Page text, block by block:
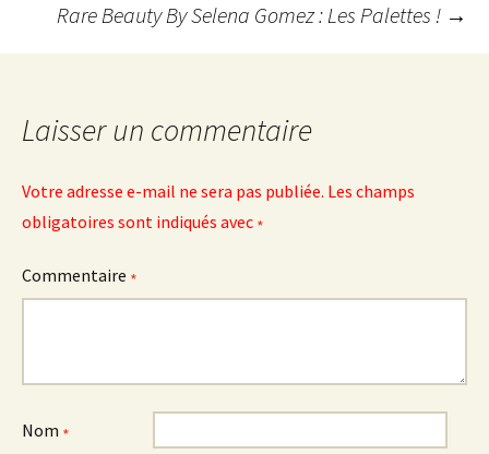
desRare Beauty By Selena Gomez : Les Palettes ! →
Laisser un commentaire
Votre adresse e-mail ne sera pas publiée. Les champs
obligatoires sont indiqués avec *
Commentaire *
Nom *